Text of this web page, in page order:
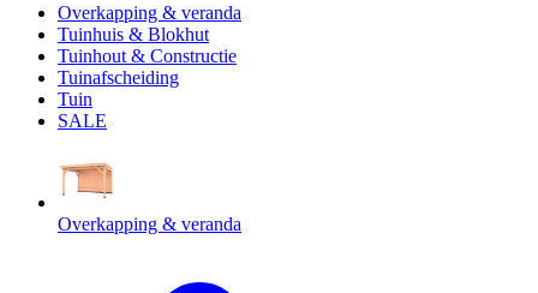
Overkapping & veranda
Tuinhuis & Blokhut
Tuinhout & Constructie
Tuinafscheiding
Tuin
SALE
Overkapping & veranda